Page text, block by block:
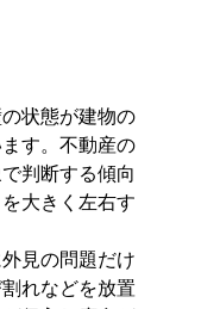
状態が建物の
す。不動産の
判断する傾向
大きく左右す
見の問題だけ
れなどを放置